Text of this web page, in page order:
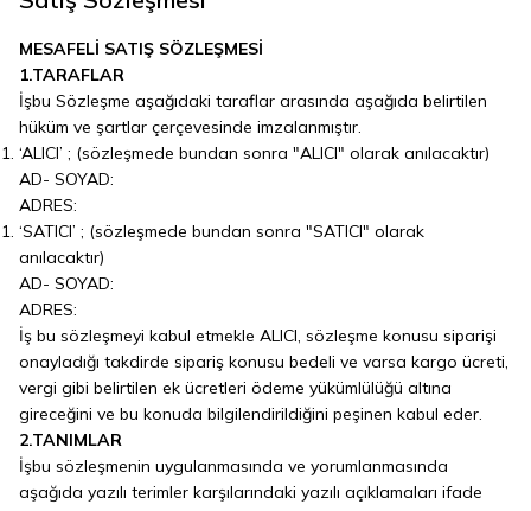
MESAFELİ SATIŞ SÖZLEŞMESİ
1.TARAFLAR
İşbu Sözleşme aşağıdaki taraflar arasında aşağıda belirtilen
hüküm ve şartlar çerçevesinde imzalanmıştır.
‘ALICI’ ; (sözleşmede bundan sonra "ALICI" olarak anılacaktır)
AD- SOYAD:
ADRES:
‘SATICI’ ; (sözleşmede bundan sonra "SATICI" olarak
anılacaktır)
AD- SOYAD:
ADRES:
İş bu sözleşmeyi kabul etmekle ALICI, sözleşme konusu siparişi
onayladığı takdirde sipariş konusu bedeli ve varsa kargo ücreti,
vergi gibi belirtilen ek ücretleri ödeme yükümlülüğü altına
gireceğini ve bu konuda bilgilendirildiğini peşinen kabul eder.
2.TANIMLAR
İşbu sözleşmenin uygulanmasında ve yorumlanmasında
aşağıda yazılı terimler karşılarındaki yazılı açıklamaları ifade